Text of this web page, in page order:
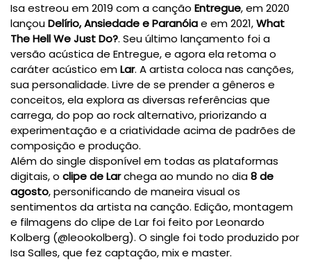
Isa estreou em 2019 com a canção Entregue, em 2020
lançou Delírio, Ansiedade e Paranóia e em 2021, What
The Hell We Just Do?. Seu último lançamento foi a
versão acústica de Entregue, e agora ela retoma o
caráter acústico em Lar. A artista coloca nas canções,
sua personalidade. Livre de se prender a gêneros e
conceitos, ela explora as diversas referências que
carrega, do pop ao rock alternativo, priorizando a
experimentação e a criatividade acima de padrões de
composição e produção.
Além do single disponível em todas as plataformas
digitais, o clipe de Lar chega ao mundo no dia 8 de
agosto, personificando de maneira visual os
sentimentos da artista na canção. Edição, montagem
e filmagens do clipe de Lar foi feito por Leonardo
Kolberg (@leookolberg). O single foi todo produzido por
Isa Salles, que fez captação, mix e master.